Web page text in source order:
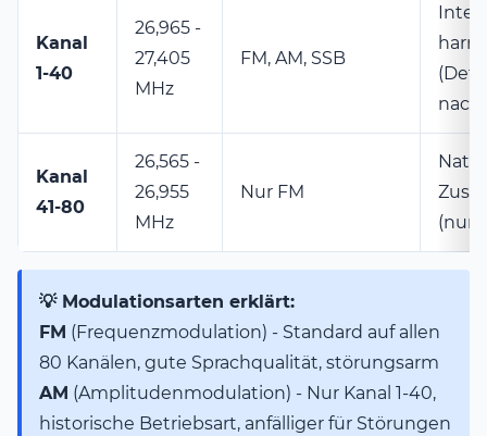
Kanal
1-40
26,965 -
27,405
MHz
FM, AM, SSB
nach
Kanal
41-80
26,565 -
26,955
MHz
Nur FM
(nur
💡 Modulationsarten erklärt:
FM (Frequenzmodulation) - Standard auf allen
80 Kanälen, gute Sprachqualität, störungsarm
AM (Amplitudenmodulation) - Nur Kanal 1-40,
historische Betriebsart, anfälliger für Störungen